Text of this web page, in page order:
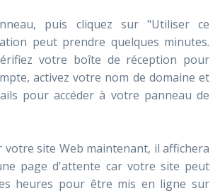
puis cliquez sur "Utiliser ce
peut prendre quelques minutes.
votre boîte de réception pour
activez votre nom de domaine et
pour accéder à votre panneau de
votre site Web maintenant, il affichera
page d'attente car votre site peut
heures pour être mis en ligne sur